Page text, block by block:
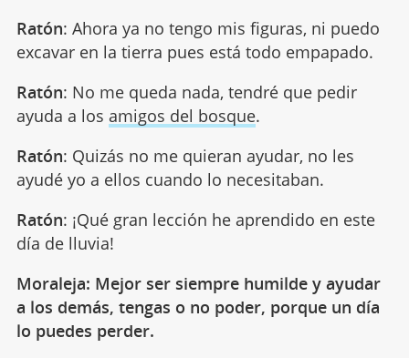
Ratón: Ahora ya no tengo mis figuras, ni puedo
excavar en la tierra pues está todo empapado.
Ratón: No me queda nada, tendré que pedir
ayuda a los amigos del bosque.
Ratón: Quizás no me quieran ayudar, no les
ayudé yo a ellos cuando lo necesitaban.
Ratón: ¡Qué gran lección he aprendido en este
día de lluvia!
Moraleja: Mejor ser siempre humilde y ayudar
a los demás, tengas o no poder, porque un día
lo puedes perder.